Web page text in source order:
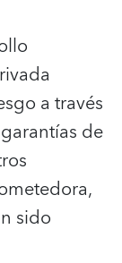
a través
de
sido